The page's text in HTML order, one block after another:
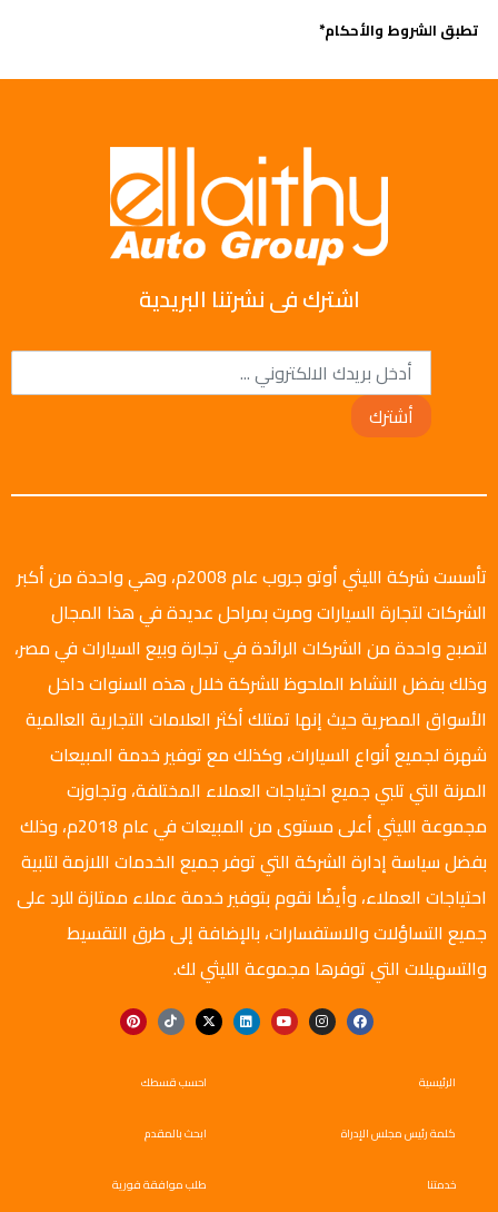
تطبق الشروط والأحكام*
اشترك فى نشرتنا البريدية
أشترك
تأسست شركة الليثي أوتو جروب عام 2008م، وهي واحدة من أكبر
الشركات لتجارة السيارات ومرت بمراحل عديدة في هذا المجال
لتصبح واحدة من الشركات الرائدة في تجارة وبيع السيارات في مصر،
وذلك بفضل النشاط الملحوظ للشركة خلال هذه السنوات داخل
الأسواق المصرية حيث إنها تمتلك أكثر العلامات التجارية العالمية
شهرة لجميع أنواع السيارات، وكذلك مع توفير خدمة المبيعات
المرنة التي تلبي جميع احتياجات العملاء المختلفة، وتجاوزت
مجموعة الليثي أعلى مستوى من المبيعات في عام 2018م، وذلك
بفضل سياسة إدارة الشركة التي توفر جميع الخدمات اللازمة لتلبية
احتياجات العملاء، وأيضًا نقوم بتوفير خدمة عملاء ممتازة للرد على
جميع التساؤلات والاستفسارات، بالإضافة إلى طرق التقسيط
والتسهيلات التي توفرها مجموعة الليثي لك.
الرئيسية
كلمة رئيس مجلس الإدراة
خدمتنا
احسب قسطك
ابحث بالمقدم
طلب موافقة فورية